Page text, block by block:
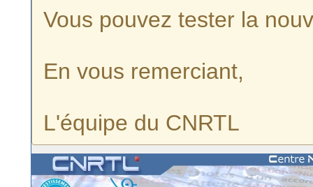
Vous pouvez tester la
En vous remerciant,
L'équipe du CNRTL